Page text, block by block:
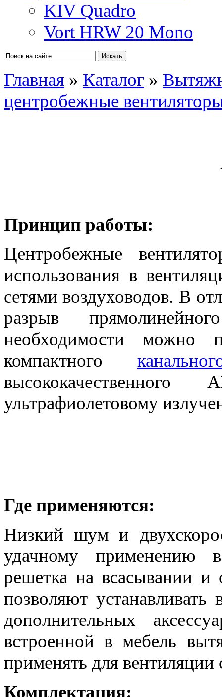
KIV Quadro
Vort HRW 20 Mono
Главная » Каталог »
центробежные
Принцип работы:
Центробежные
использования в
сетями воздуховодов. В
разрыв
необходимости можно
компактного
ультрафиолетовому
Где применяются:
Низкий шум и
удачному применению
решетка на всасывании и
позволяют
дополнительных
встроенной в мебель
применять для вентиляции
Комплектация: